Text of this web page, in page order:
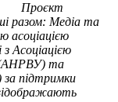
Проєкт
разом: Медіа та
асоціацією
Асоціацією
(АНРВУ) та
за підтримки
відображають